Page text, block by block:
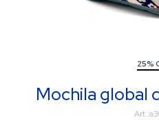
25%
Mochila global